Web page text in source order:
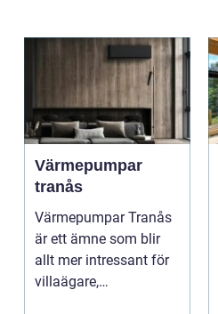
Värmepumpar
tranås
Värmepumpar Tranås
är ett ämne som blir
allt mer intressant för
villaägare,